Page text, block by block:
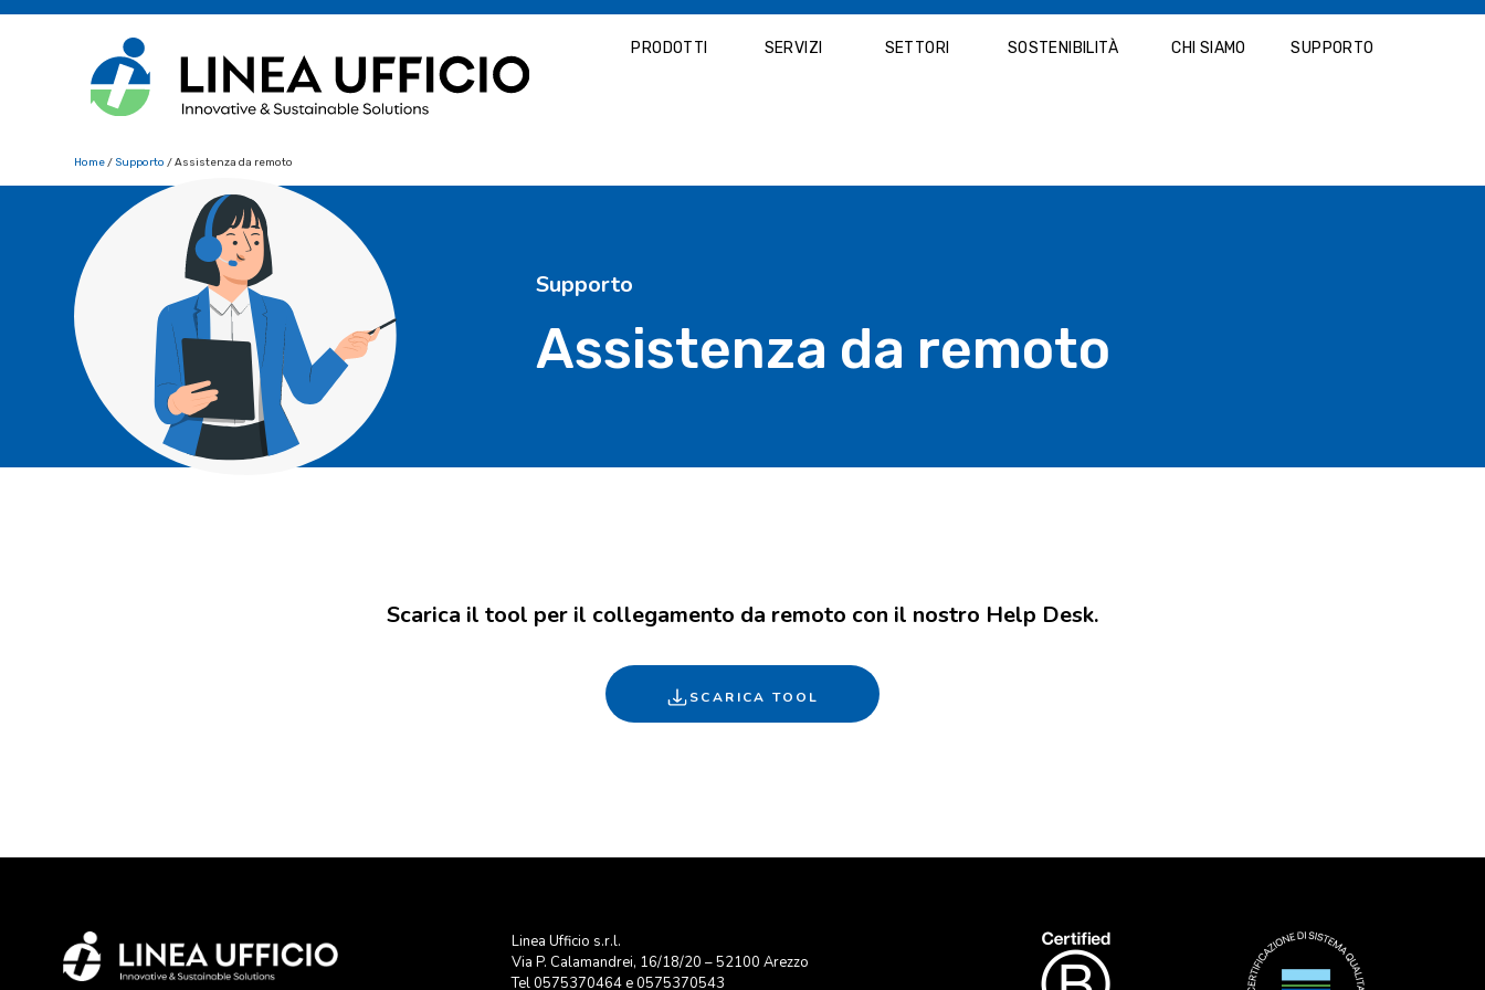
PRODOTTI SERVIZI SETTORI SOSTENIBILITÀ CHI SIAMO SUPPORTO
Home/ Supporto / Assistenza da remoto
Supporto
Assistenza da remoto
Scarica il tool per il collegamento da remoto con il nostro Help Desk.
SCARICA TOOL
Linea Ufficio s.r.l.
Via P. Calamandrei, 16/18/20 – 52100 Arezzo
Tel0575370464e0575370543